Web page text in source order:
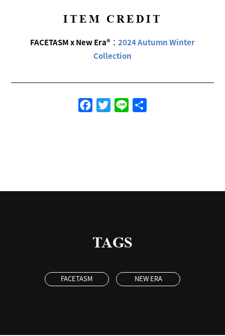
ITEM CREDIT
FACETASM x New Era® ： 2024 Autumn Winter
Collection
FacebookTwitterLine
TAGS
FACETASM NEW ERA